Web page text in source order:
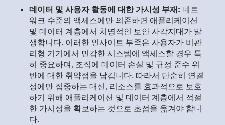
데이터 및 사용자 활동에 대한 가시성 부재: 네트
워크 수준의 액세스에만 의존하면 애플리케이션
및 데이터 계층에서 치명적인 보안 사각지대가 발
생합니다. 이러한 인사이트 부족은 사용자가 비관
리형 기기에서 민감한 시스템에 액세스할 경우 특
히 중요하며, 조직에 데이터 손실 및 규정 준수 위
반에 대한 취약점을 남깁니다. 따라서 단순히 연결
성에만 집중하는 대신, 리소스를 효과적으로 보호
하기 위해 애플리케이션 및 데이터 계층에서 적절
한 가시성을 확보하는 것으로 초점을 옮겨야 합니
다.